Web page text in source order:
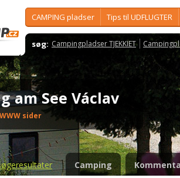
CAMPING pladser Tips til UDFLUGTER
søg: Campingpladser TJEKKIET
am See Václav
WWW sider
Camping